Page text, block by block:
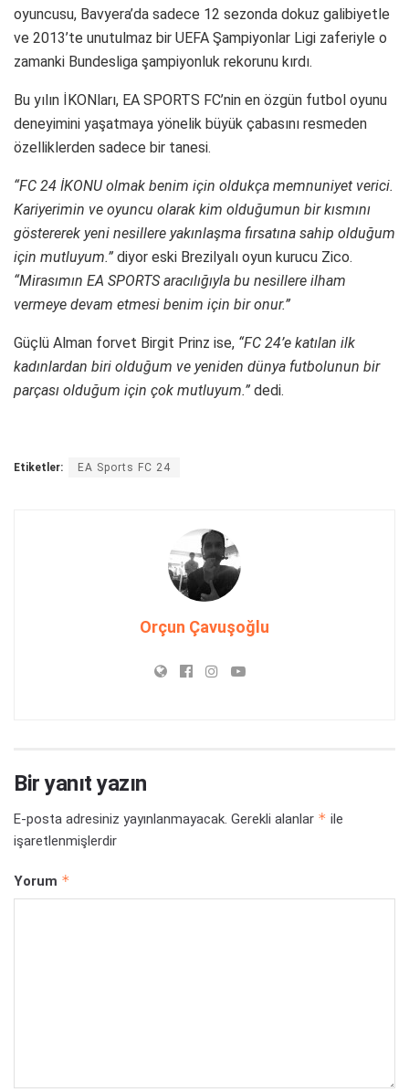
oyuncusu, Bavyera’da sadece 12 sezonda dokuz galibiyetle
ve 2013’te unutulmaz bir UEFA Şampiyonlar Ligi zaferiyle o
zamanki Bundesliga şampiyonluk rekorunu kırdı.
Bu yılın İKONları, EA SPORTS FC’nin en özgün futbol oyunu
deneyimini yaşatmaya yönelik büyük çabasını resmeden
özelliklerden sadece bir tanesi.
“FC 24 İKONU olmak benim için oldukça memnuniyet verici.
Kariyerimin ve oyuncu olarak kim olduğumun bir kısmını
göstererek yeni nesillere yakınlaşma fırsatına sahip olduğum
için mutluyum.” diyor eski Brezilyalı oyun kurucu Zico.
“Mirasımın EA SPORTS aracılığıyla bu nesillere ilham
vermeye devam etmesi benim için bir onur.”
Güçlü Alman forvet Birgit Prinz ise, “FC 24’e katılan ilk
kadınlardan biri olduğum ve yeniden dünya futbolunun bir
parçası olduğum için çok mutluyum.” dedi.
Etiketler: EA Sports FC 24
Orçun Çavuşoğlu
Bir yanıt yazın
E-posta adresiniz yayınlanmayacak. Gerekli alanlar * ile
işaretlenmişlerdir
Yorum *